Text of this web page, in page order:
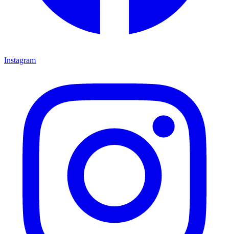
Instagram